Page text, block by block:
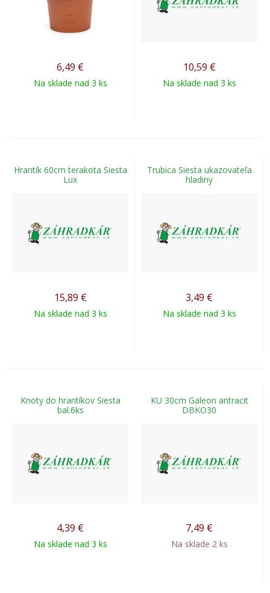
6,49 €
Na sklade nad 3 ks
10,59 €
Na sklade nad 3 ks
Hrantík 60cm terakota Siesta
Lux
15,89 €
Na sklade nad 3 ks
Trubica Siesta ukazovateľa
hladiny
3,49 €
Na sklade nad 3 ks
Knoty do hrantíkov Siesta
bal.6ks
4,39 €
Na sklade nad 3 ks
KU 30cm Galeon antracit
DBKO30
7,49 €
Na sklade 2 ks